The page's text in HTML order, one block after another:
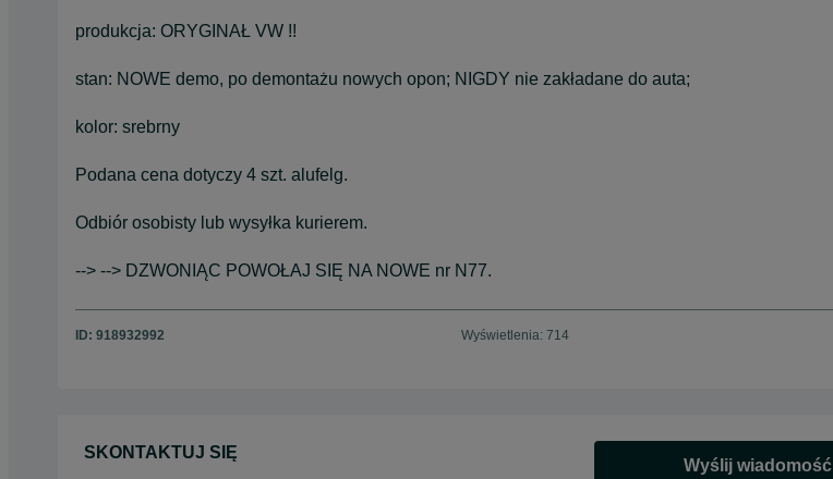
produkcja: ORYGINAŁ VW !!
stan: NOWE demo, po demontażu nowych opon; NIGDY nie zakładane do auta;
kolor: srebrny
Podana cena dotyczy 4 szt. alufelg.
Odbiór osobisty lub wysyłka kurierem.
--> --> DZWONIĄC POWOŁAJ SIĘ NA NOWE nr N77.
ID: 918932992 Wyświetlenia: 714
SKONTAKTUJ SIĘ
Wyślij wiadomość